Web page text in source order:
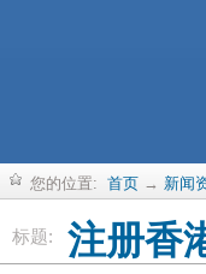
您的位置: 首页 → 新闻
标题: 注册香